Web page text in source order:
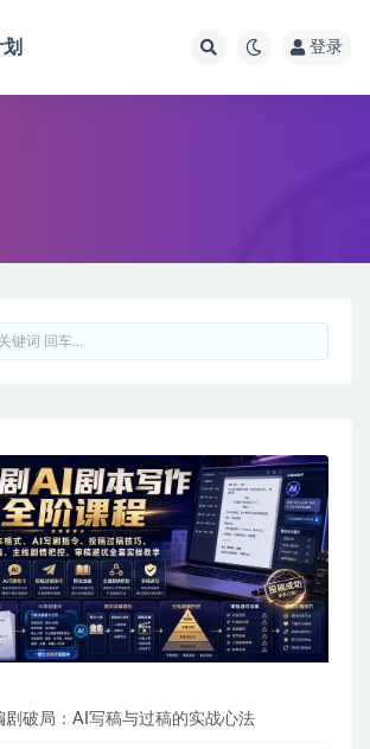
登录
剧破局：AI写稿与过稿的实战心法